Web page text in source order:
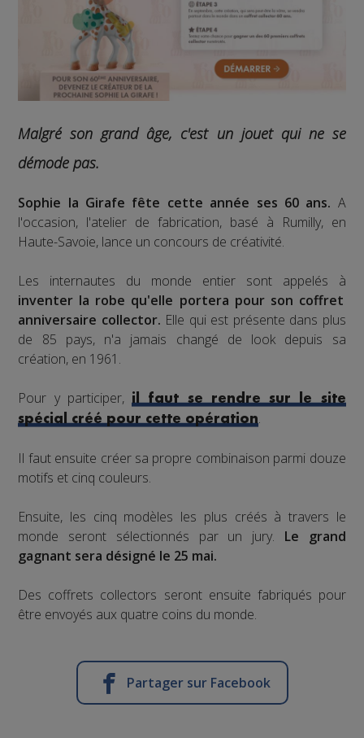
Malgré son grand âge, c'est un jouet qui ne se
démode pas.
Sophie la Girafe fête cette année ses 60 ans. A
l'occasion, l'atelier de fabrication, basé à Rumilly, en
Haute-Savoie, lance un concours de créativité.
Les internautes du monde entier sont appelés à
inventer la robe qu'elle portera pour son coffret
anniversaire collector. Elle qui est présente dans plus
de 85 pays, n'a jamais changé de look depuis sa
création, en 1961.
Pour y participer,il faut se rendre sur le site
spécial créé pour cette opération.
Il faut ensuite créer sa propre combinaison parmi douze
motifs et cinq couleurs.
Ensuite, les cinq modèles les plus créés à travers le
monde seront sélectionnés par un jury. Le grand
gagnant sera désigné le 25 mai.
Des coffrets collectors seront ensuite fabriqués pour
être envoyés aux quatre coins du monde.
Partager sur Facebook